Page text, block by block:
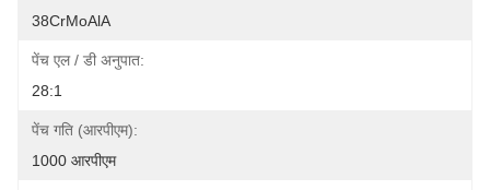
38CrMoAlA
पेंच एल / डी अनुपात:
28:1
पेंच गति (आरपीएम):
1000 आरपीएम